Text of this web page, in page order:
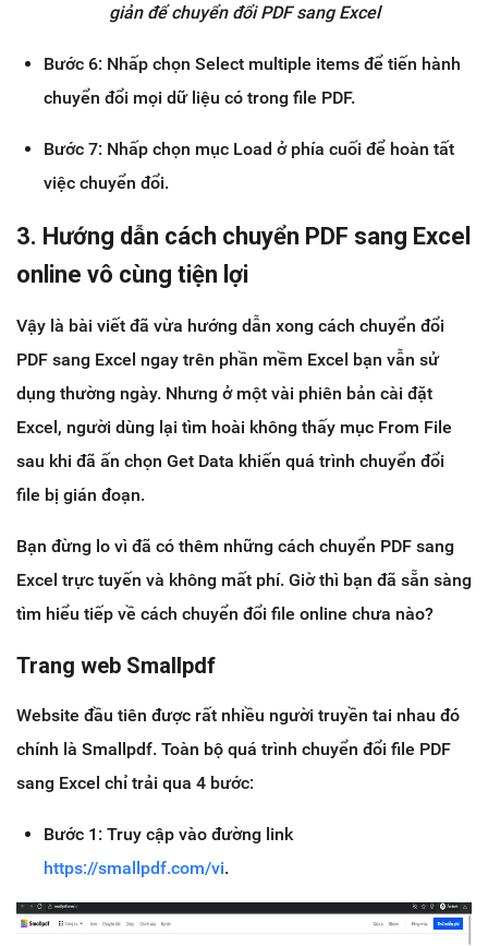
giản để chuyển đổi PDF sang Excel
Bước 6: Nhấp chọn Select multiple items để tiến hành
chuyển đổi mọi dữ liệu có trong file PDF.
Bước 7: Nhấp chọn mục Load ở phía cuối để hoàn tất
việc chuyển đổi.
3. Hướng dẫn cách chuyển PDF sang Excel
online vô cùng tiện lợi
Vậy là bài viết đã vừa hướng dẫn xong cách chuyển đổi
PDF sang Excel ngay trên phần mềm Excel bạn vẫn sử
dụng thường ngày. Nhưng ở một vài phiên bản cài đặt
Excel, người dùng lại tìm hoài không thấy mục From File
sau khi đã ấn chọn Get Data khiến quá trình chuyển đổi
file bị gián đoạn.
Bạn đừng lo vì đã có thêm những cách chuyển PDF sang
Excel trực tuyến và không mất phí. Giờ thì bạn đã sẵn sàng
tìm hiểu tiếp về cách chuyển đổi file online chưa nào?
Trang web Smallpdf
Website đầu tiên được rất nhiều người truyền tai nhau đó
chính là Smallpdf. Toàn bộ quá trình chuyển đổi file PDF
sang Excel chỉ trải qua 4 bước:
Bước 1: Truy cập vào đường link
https://smallpdf.com/vi.